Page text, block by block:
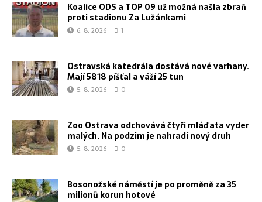
Koalice ODS a TOP 09 už možná našla zbraň
proti stadionu Za Lužánkami
6. 8. 2026 1
Ostravská katedrála dostává nové varhany.
Mají 5818 píšťal a váží 25 tun
5. 8. 2026 0
Zoo Ostrava odchovává čtyři mláďata vyder
malých. Na podzim je nahradí nový druh
5. 8. 2026 0
Bosonožské náměstí je po proměně za 35
milionů korun hotové